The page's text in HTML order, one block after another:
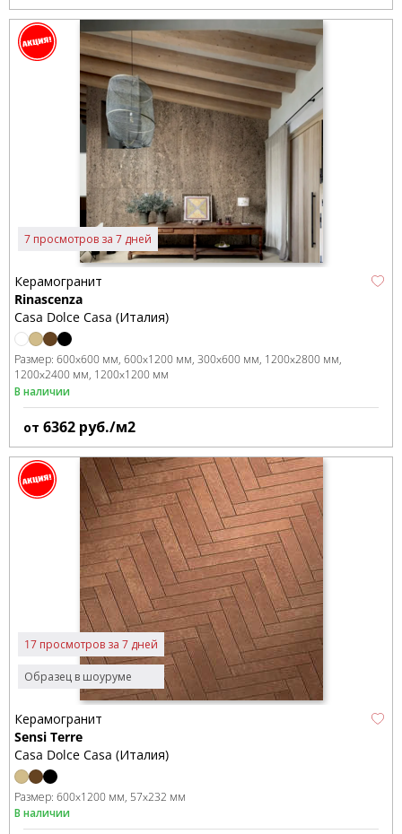
7 просмотров за 7 дней
Керамогранит
Rinascenza
Casa Dolce Casa (Италия)
Размер: 600x600 мм 600x1200 мм 300x600 мм 1200x2800 мм
1200x2400 мм 1200x1200 мм
В наличии
от 6362 руб./м2
Образец в шоуруме
17 просмотров за 7 дней
Керамогранит
Sensi Terre
Casa Dolce Casa (Италия)
Размер: 600x1200 мм 57x232 мм
В наличии